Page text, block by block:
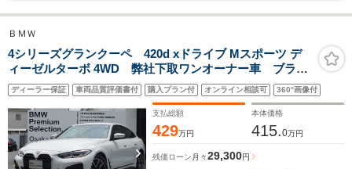
ＢＭＷ
4シリーズグランクーペ 420d xドライブ Mスポーツ デ
ィーゼルターボ 4WD 弊社下取ワンオーナー車 ブラッ
クレザー ハイラインパッケージ コンフォートパッケ
ージ 50周年記念エンブレム 純正18インチAW 全周囲カメ
ラ ライブコックピット ワイヤレスチャージ LEDヘッドラ
イト
ディーラー保証 車両品質評価書付 購入プラン付 オンライン相談可 360°画像付
支払総額
429万円
本体価格
415.0万円
残価ローン 月々29,300円